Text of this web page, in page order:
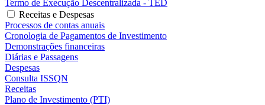
Termo de Execução Descentralizada - TED
Receitas e Despesas
Processos de contas anuais
Cronologia de Pagamentos de Investimento
Demonstrações financeiras
Diárias e Passagens
Despesas
Consulta ISSQN
Receitas
Plano de Investimento (PTI)